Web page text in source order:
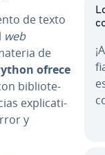
de texto
web
de
ofrece
bi­blio­te­
ex­pli­ca­ti­
y